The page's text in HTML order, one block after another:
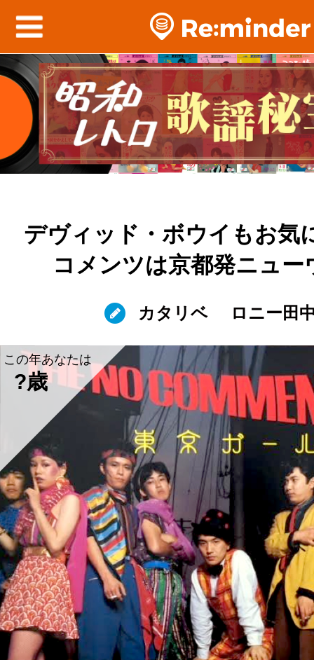
デヴィッド・ボウイもお気
コメンツは京都発ニュー
カタリベ ロニー田
この年あなたは
?歳